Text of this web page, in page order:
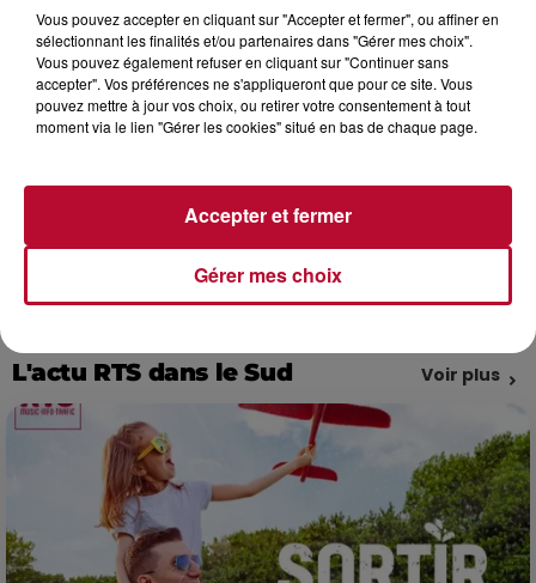
Lundi après-midi : 14h - 16h30
Mardi au vendredi : 9h - 11h30
Des permanencessont aussi organisées à Agde,
Mèze, Balaruc-les-Bains, Poussan et Frontignan.
L'actu RTS dans le Sud Voir plus
Vous pouvez accepter en cliquant sur "Accepter et fermer", ou affiner en
sélectionnant les finalités et/ou partenaires dans "Gérer mes choix".
Vous pouvez également refuser en cliquant sur "Continuer sans
accepter". Vos préférences ne s'appliqueront que pour ce site. Vous
pouvez mettre à jour vos choix, ou retirer votre consentement à tout
moment via le lien "Gérer les cookies" situé en bas de chaque page.
Gérer mes choix
Accepter et fermer